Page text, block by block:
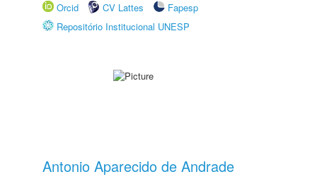
Orcid
CV Lattes
Fapesp
Repositório Institucional UNESP
Antonio Aparecido de Andrade